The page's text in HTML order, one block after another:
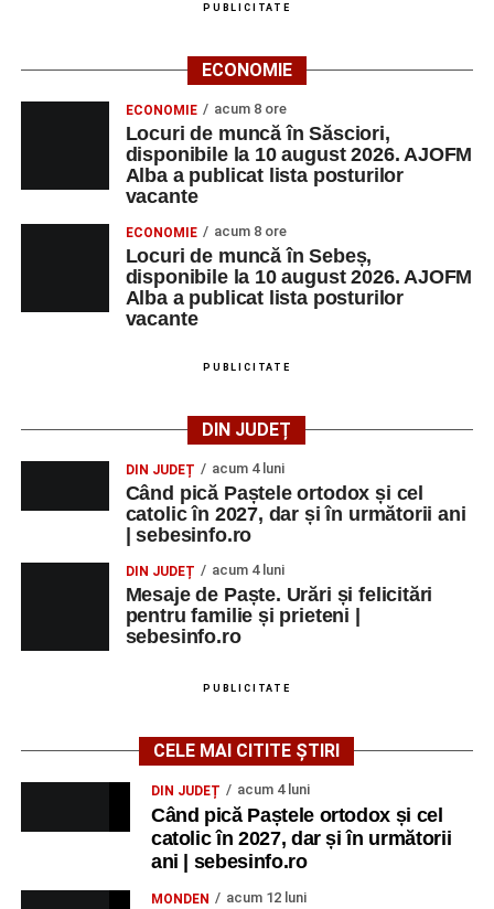
Adaugă-ne ca sursă preferată
Urmărește-ne pe Google News
Ultimele știri din Sebeș
Incendiu la un autoturism pe Autostrada A1, în zona
localității Sibișeni
Școala de Fotbal Valea Frumoasei își întărește
lotul pentru noul sezon. Trei achiziții și performanțe
urma căruia patru persoane au ajuns la spital
PUBLICITATE
ECONOMIE
ECONOMIE acum 8 ore
Locuri de muncă în Săsciori,
disponibile la 10 august 2026. AJOFM
Alba a publicat lista posturilor
vacante
ECONOMIE acum 8 ore
Locuri de muncă în Sebeș,
disponibile la 10 august 2026. AJOFM
Alba a publicat lista posturilor
vacante
PUBLICITATE
DIN JUDEȚ
DIN JUDEȚ acum 4 luni
Când pică Paștele ortodox și cel
catolic în 2027, dar și în următorii ani
| sebesinfo.ro
DIN JUDEȚ acum 4 luni
Mesaje de Paște. Urări și felicitări
pentru familie și prieteni |
sebesinfo.ro
PUBLICITATE
CELE MAI CITITE ȘTIRI
DIN JUDEȚ acum 4 luni
Când pică Paștele ortodox și cel
catolic în 2027, dar și în următorii
ani | sebesinfo.ro
MONDEN acum 12 luni